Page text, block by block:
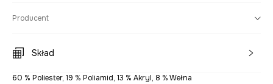
Producent
Skład
60 % Poliester, 19 % Poliamid, 13 % Akryl, 8 % Wełna